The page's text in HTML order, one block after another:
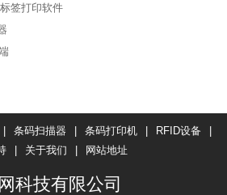
签打印软件
条码扫描器 条码打印机 RFID设备
关于我们 网站地址
科技有限公司